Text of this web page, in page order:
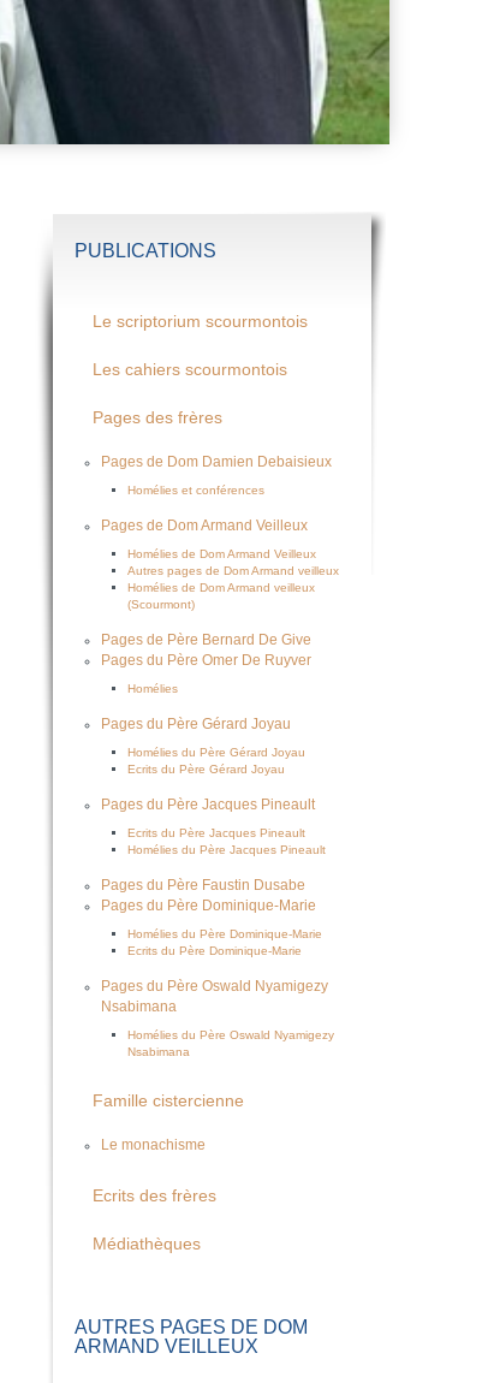
PUBLICATIONS
Le scriptorium scourmontois
Les cahiers scourmontois
Pages des frères
Pages de Dom Damien Debaisieux
Homélies et conférences
Pages de Dom Armand Veilleux
Homélies de Dom Armand Veilleux
Autres pages de Dom Armand veilleux
Homélies de Dom Armand veilleux
(Scourmont)
Pages de Père Bernard De Give
Pages du Père Omer De Ruyver
Homélies
Pages du Père Gérard Joyau
Homélies du Père Gérard Joyau
Ecrits du Père Gérard Joyau
Pages du Père Jacques Pineault
Ecrits du Père Jacques Pineault
Homélies du Père Jacques Pineault
Pages du Père Faustin Dusabe
Pages du Père Dominique-Marie
Homélies du Père Dominique-Marie
Ecrits du Père Dominique-Marie
Pages du Père Oswald Nyamigezy
Nsabimana
Homélies du Père Oswald Nyamigezy
Nsabimana
Famille cistercienne
Le monachisme
Ecrits des frères
Médiathèques
AUTRES PAGES DE DOM
ARMAND VEILLEUX